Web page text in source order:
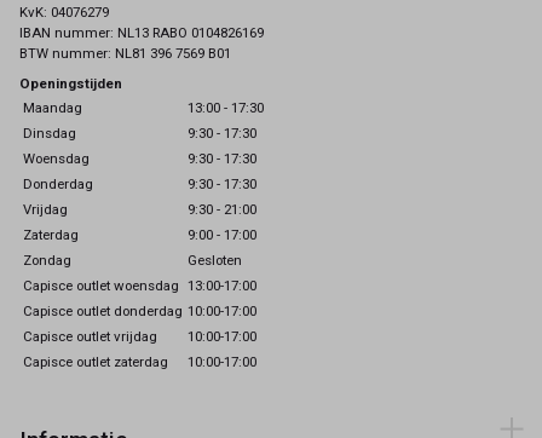
KvK: 04076279
IBAN nummer: NL13 RABO 0104826169
BTW nummer: NL81 396 7569 B01
Openingstijden
Maandag
13:00 - 17:30
Dinsdag
9:30 - 17:30
Woensdag
9:30 - 17:30
Donderdag
9:30 - 17:30
Vrijdag
9:30 - 21:00
Zaterdag
9:00 - 17:00
Zondag
Gesloten
Capisce outlet woensdag 13:00-17:00
Capisce outlet donderdag 10:00-17:00
Capisce outlet vrijdag
10:00-17:00
Capisce outlet zaterdag
10:00-17:00